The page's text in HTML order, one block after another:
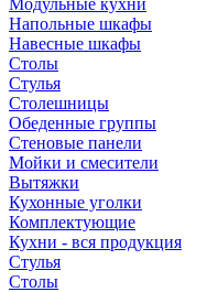
Модульные кухни
Напольные шкафы
Навесные шкафы
Столы
Стулья
Столешницы
Обеденные группы
Стеновые панели
Мойки и смесители
Вытяжки
Кухонные уголки
Комплектующие
Кухни - вся продукция
Стулья
Столы